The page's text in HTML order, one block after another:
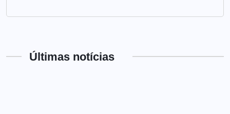
Últimas notícias